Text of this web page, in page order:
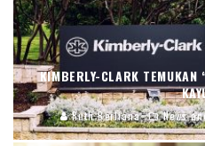
KIMBERLY-CLARK TEMUKAN
Ruth Berliana News